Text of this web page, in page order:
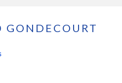
GONDECOURT